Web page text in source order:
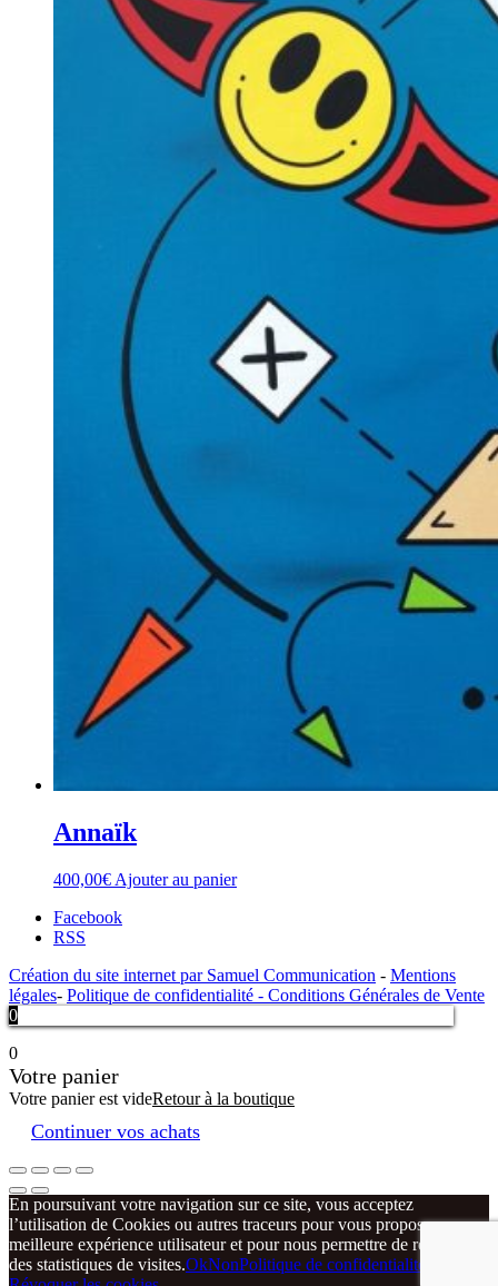
Annaïk
400,00€ Ajouter au panier
Facebook
RSS
Création du site internet par Samuel Communication - Mentions
légales- Politique de confidentialité - Conditions Générales de Vente
0
0
Votre panier
Votre panier est videRetour à la boutique
Continuer vos achats
En poursuivant votre navigation sur ce site, vous acceptez
l’utilisation de Cookies ou autres traceurs pour vous proposer une
meilleure expérience utilisateur et pour nous permettre de réaliser
des statistiques de visites.OkNonPolitique de confidentialité